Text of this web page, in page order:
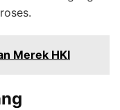
Merek HKI